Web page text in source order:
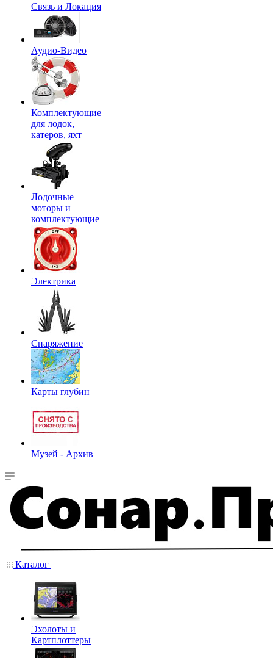
Связь и Локация
Аудио-Видео
Комплектующие
для лодок,
катеров, яхт
Лодочные
моторы и
комплектующие
Электрика
Снаряжение
Карты глубин
Музей - Архив
Каталог
Эхолоты и
Картплоттеры